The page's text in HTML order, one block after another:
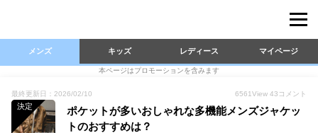
メンズ キッズ レディース マイページ
本ページはプロモーションを含みます
最終更新日：2026/02/10 6561View 43 コメント
決定
ポケットが多いおしゃれな多機能メンズジャケッ
トのおすすめは？